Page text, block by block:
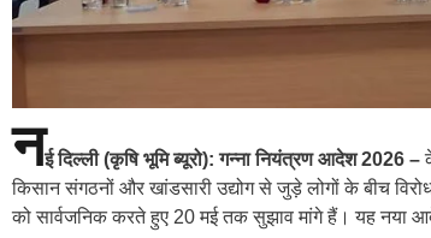
नई दिल्ली (कृषि भूमि ब्यूरो): गन्ना नियंत्रण आदेश 2026 –
किसान संगठनों और खांडसारी उद्योग से जुड़े लोगों के बीच
को सार्वजनिक करते हुए 20 मई तक सुझाव मांगे हैं। यह नया